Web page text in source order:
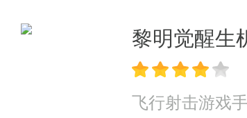
黎明觉醒生
飞行射击游戏